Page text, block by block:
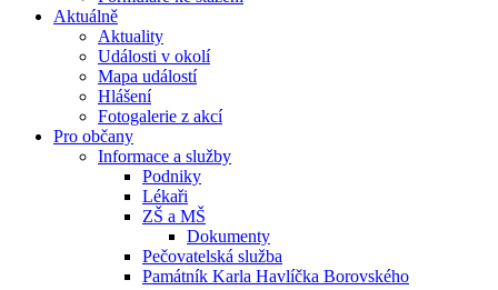
Aktuálně
Aktuality
Události v okolí
Mapa událostí
Hlášení
Fotogalerie z akcí
Pro občany
Informace a služby
Podniky
Lékaři
ZŠ a MŠ
Dokumenty
Pečovatelská služba
Památník Karla Havlíčka Borovského